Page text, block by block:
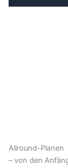
Allround-Planen
– von den